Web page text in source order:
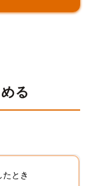
る
たとき